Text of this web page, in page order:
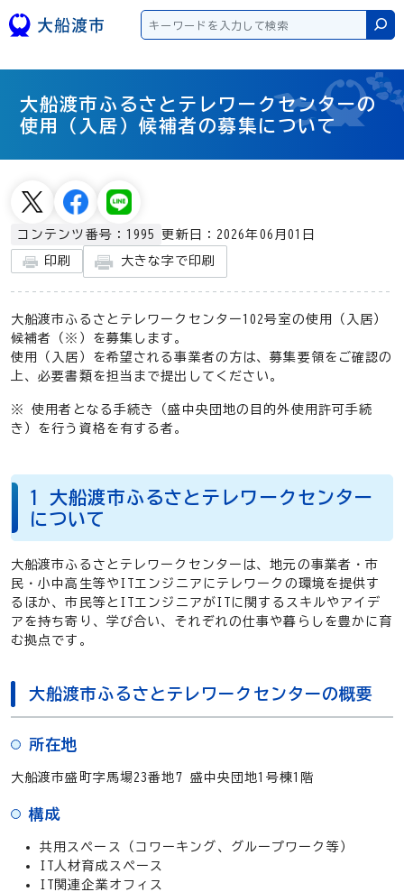
検索
大船渡市ふるさとテレワークセンターの
使用（入居）候補者の募集について
コンテンツ番号：1995 更新日：2026年06月01日
印刷 大きな字で印刷
大船渡市ふるさとテレワークセンター102号室の使用（入居）
候補者（※）を募集します。
使用（入居）を希望される事業者の方は、募集要領をご確認の
上、必要書類を担当まで提出してください。
※ 使用者となる手続き（盛中央団地の目的外使用許可手続
き）を行う資格を有する者。
1 大船渡市ふるさとテレワークセンター
について
大船渡市ふるさとテレワークセンターは、地元の事業者・市
民・小中高生等やITエンジニアにテレワークの環境を提供す
るほか、市民等とITエンジニアがITに関するスキルやアイデ
アを持ち寄り、学び合い、それぞれの仕事や暮らしを豊かに育
む拠点です。
大船渡市ふるさとテレワークセンターの概要
所在地
大船渡市盛町字馬場23番地7 盛中央団地1号棟1階
構成
共用スペース（コワーキング、グループワーク等）
IT人材育成スペース
IT関連企業オフィス